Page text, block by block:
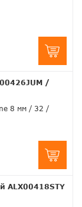
/
8 мм 32
ALX00418STY